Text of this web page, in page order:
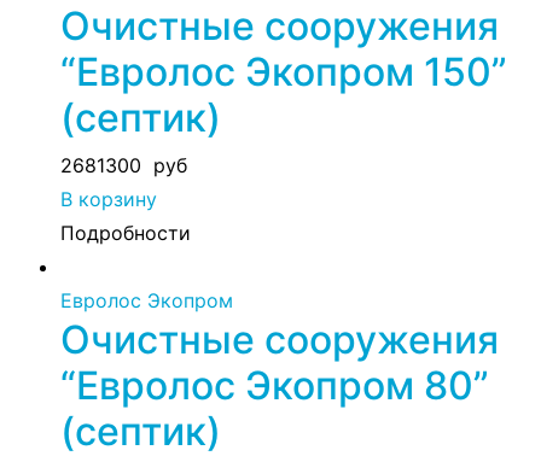
Очистные сооружения
“Евролос Экопром 150”
(септик)
2681300 руб
В корзину
Подробности
Евролос Экопром
Очистные сооружения
“Евролос Экопром 80”
(септик)